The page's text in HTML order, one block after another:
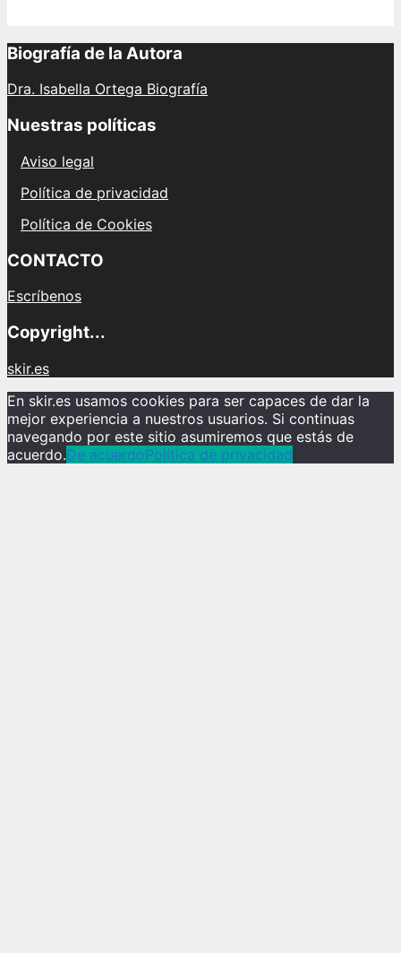
Biografía de la Autora
Dra. Isabella Ortega Biografía
Nuestras políticas
Aviso legal
Política de privacidad
Política de Cookies
CONTACTO
Escríbenos
Copyright...
skir.es
En skir.es usamos cookies para ser capaces de dar la
mejor experiencia a nuestros usuarios. Si continuas
navegando por este sitio asumiremos que estás de
acuerdo.De acuerdoPolítica de privacidad